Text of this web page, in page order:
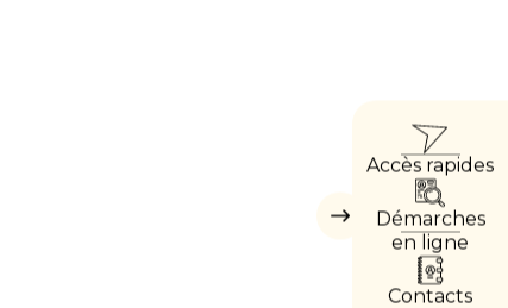
Masquer
Accès rapides
Démarches
en ligne
Contacts